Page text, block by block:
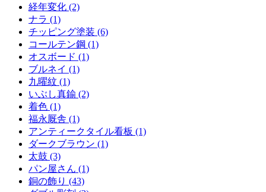
経年変化 (2)
ナラ (1)
チッピング塗装 (6)
コールテン鋼 (1)
オスボード (1)
ブルネイ (1)
九曜紋 (1)
いぶし真鍮 (2)
着色 (1)
福永厩舎 (1)
アンティークタイル看板 (1)
ダークブラウン (1)
太鼓 (3)
パン屋さん (1)
銅の飾り (43)